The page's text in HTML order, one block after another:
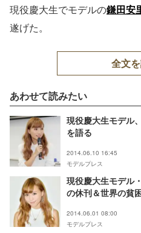
現役慶大生でモデルの鎌田安
遂げた。
全文
あわせて読みたい
現役慶大生モデル
を語る
2014.06.10 16:45
モデルプレス
現役慶大生モデル
の休刊＆世界の貧
2014.06.01 08:00
モデルプレス